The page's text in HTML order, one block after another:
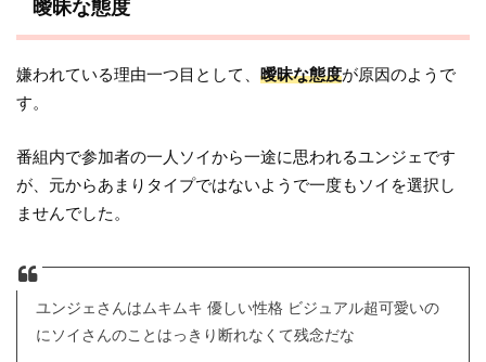
曖昧な態度
嫌われている理由一つ目として、曖昧な態度が原因のようで
す。
番組内で参加者の一人ソイから一途に思われるユンジェです
が、元からあまりタイプではないようで一度もソイを選択し
ませんでした。
ユンジェさんはムキムキ 優しい性格 ビジュアル超可愛いの
にソイさんのことはっきり断れなくて残念だな